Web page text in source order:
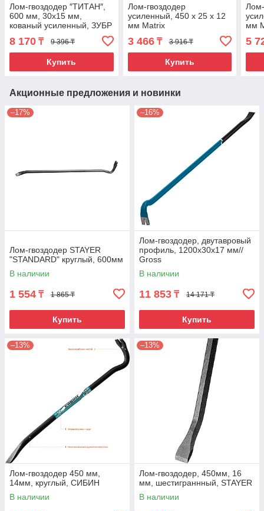
Лом-гвоздодер ″ТИТАН″,
600 мм, 30х15 мм,
кованый усиленный, ЗУБР
8 170 ₸ 9 396 ₸
Купить
Лом-гвоздодер
усиленный, 450 х 25 х 12
мм Matrix
3 466₸ 3 916 ₸
Купить
мм
5
Акционные предложения и новинки
–17%
Лом-гвоздодер STAYER
"STANDARD" круглый, 600мм
В наличии
1 554 ₸ 1 865 ₸
Купить
–16%
Лом-гвоздодер, двутавровый
профиль, 1200х30х17 мм//
Gross
В наличии
11 853 ₸ 14 171 ₸
Купить
–13%
Лом-гвоздодер 450 мм,
14мм, круглый, СИБИН
В наличии
–13%
Лом-гвоздодер, 450мм, 16
мм, шестиграннный, STAYER
В наличии